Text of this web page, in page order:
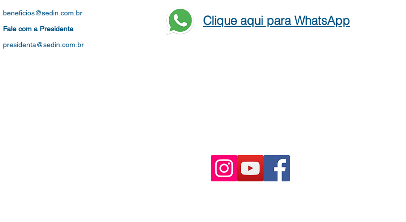
beneficios@sedin.com.br
Fale com a Presidenta
presidenta@sedin.com.br
Clique aqui para WhatsApp